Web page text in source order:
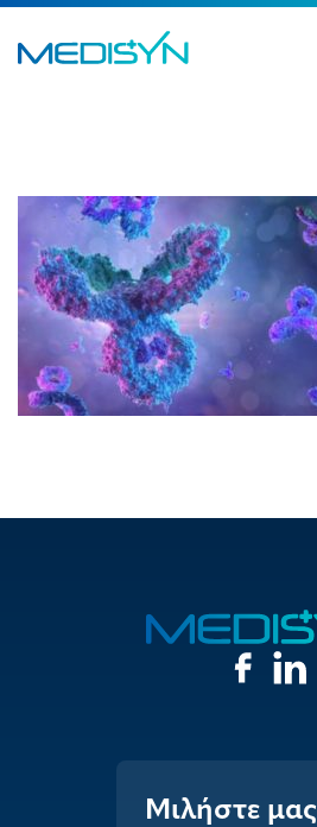
Μιλήστε μας